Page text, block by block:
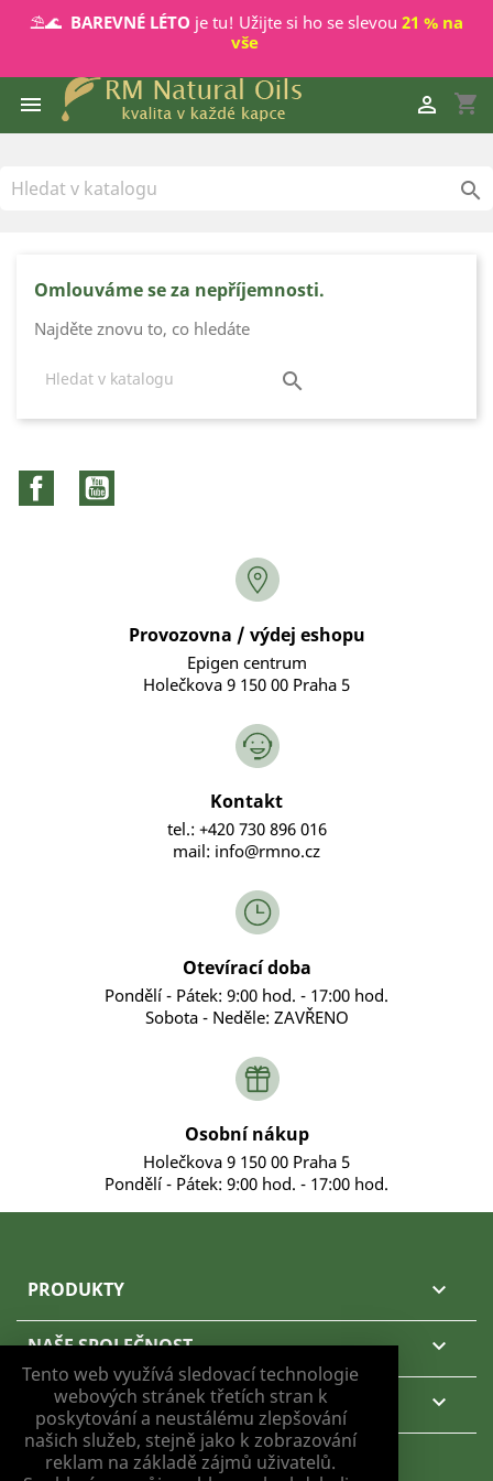
⛱️🌊 BAREVNÉ LÉTO je tu! Užijte si ho se slevou 21 % na
vše
 shopping_cart


Omlouváme se za nepříjemnosti.
Najděte znovu to, co hledáte

Facebook
Provozovna / výdej eshopu
Epigen centrum
Holečkova 9 150 00 Praha 5
Kontakt
tel.: +420 730 896 016
mail: info@rmno.cz
Otevírací doba
Pondělí - Pátek: 9:00 hod. - 17:00 hod.
Sobota - Neděle: ZAVŘENO
Osobní nákup
Holečkova 9 150 00 Praha 5
Pondělí - Pátek: 9:00 hod. - 17:00 hod.
PRODUKTY 
NAŠE SPOLEČNOST 
VÁŠ ÚČET 
KONTAKTNÍ ÚDAJE
Tento web využívá sledovací technologie
webových stránek třetích stran k
poskytování a neustálému zlepšování
našich služeb, stejně jako k zobrazování
reklam na základě zájmů uživatelů.